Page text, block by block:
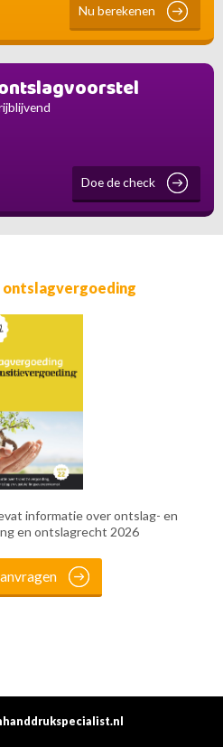
Nu berekenen
ontslagvoorstel
Doe de check
ontslagvergoeding
informatie over ontslag- en
en ontslagrecht 2026